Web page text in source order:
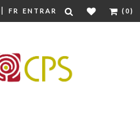
| FR ENTRAR (0)